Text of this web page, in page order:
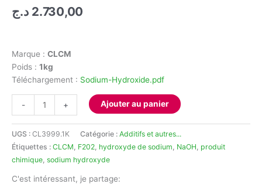
2.730,00 د.ج
Marque : CLCM
Poids : 1kg
Téléchargement : Sodium-Hydroxide.pdf
-
de
Hydroxyde
de
sodium
CLCM
+ Ajouter au panier
UGS : CL3999.1K Catégorie : Additifs et autres...
Étiquettes : CLCM F202 hydroxyde de sodium NaOH produit
chimique sodium hydroxyde
C'est intéressant, je partage: